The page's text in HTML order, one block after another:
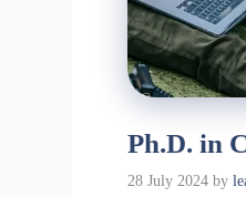
Ph.D. in
28 July 2024 by